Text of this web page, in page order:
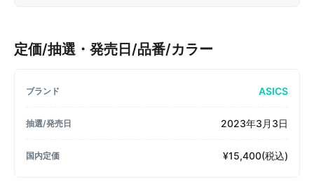
定価/抽選・発売日/品番/カラー
ブランド ASICS
抽選/発売日 2023年3月3日
国内定価 ¥15,400(税込)